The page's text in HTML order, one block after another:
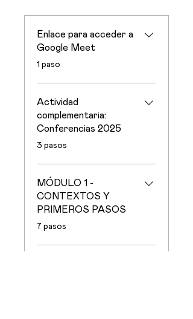
Enlace para acceder a
Google Meet
.1 paso
Actividad
complementaria:
Conferencias 2025
.3 pasos
MÓDULO 1 -
CONTEXTOS Y
PRIMEROS PASOS
.7 pasos